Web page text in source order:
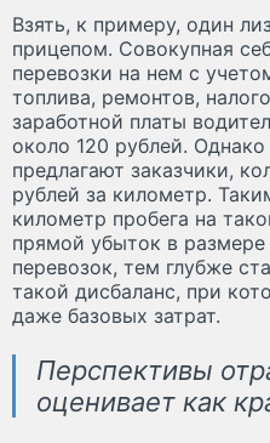
Взять, к примеру, один
прицепом. Совокупная
перевозки на нем с
топлива, ремонтов,
заработной платы
около 120 рублей.
предлагают заказчики,
рублей за километр.
километр пробега на
прямой убыток в
перевозок, тем глубже
такой дисбаланс, при
даже базовых затрат.
Перспективы
оценивает как